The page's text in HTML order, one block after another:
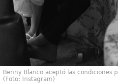
Benny Blanco aceptó las condiciones
(Foto: Instagram)